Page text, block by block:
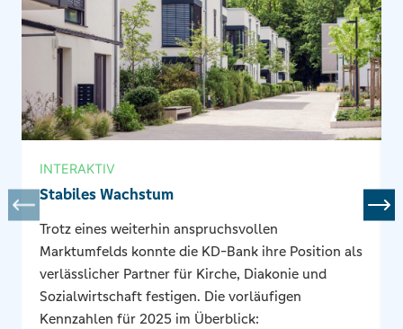
INTERAKTIV
Stabiles Wachstum
Trotz eines weiterhin anspruchsvollen
Marktumfelds konnte die KD-Bank ihre Position als
verlässlicher Partner für Kirche, Diakonie und
Sozialwirtschaft festigen. Die vorläufigen
Kennzahlen für 2025 im Überblick: